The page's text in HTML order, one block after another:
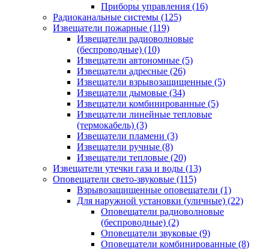
Приборы управления (16)
Радиоканальные системы (125)
Извещатели пожарные (119)
Извещатели радиоволновые
(беспроводные) (10)
Извещатели автономные (5)
Извещатели адресные (26)
Извещатели взрывозащищенные (5)
Извещатели дымовые (34)
Извещатели комбинированные (5)
Извещатели линейные тепловые
(термокабель) (3)
Извещатели пламени (3)
Извещатели ручные (8)
Извещатели тепловые (20)
Извещатели утечки газа и воды (13)
Оповещатели свето-звуковые (115)
Взрывозащищенные оповещатели (1)
Для наружной установки (уличные) (22)
Оповещатели радиоволновые
(беспроводные) (2)
Оповещатели звуковые (9)
Оповещатели комбинированные (8)